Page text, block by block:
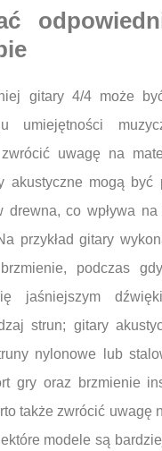
gitary 4/4 może
umiejętności
uwagę na
akustyczne mogą być
drewna, co wpływa
przykład gitary
podczas
jaśniejszym
strun; gitary
nylonowe lub
gry oraz brzmienie
także zwrócić uwagę
modele są